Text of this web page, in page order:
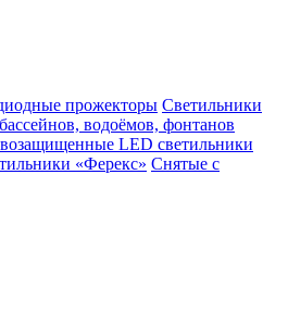
прожекторы Светильники
водоёмов, фонтанов
LED светильники
«Ферекс» Снятые с